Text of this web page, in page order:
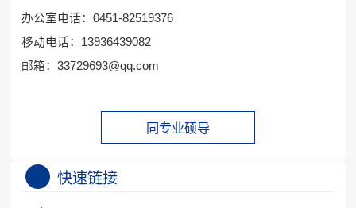
办公室电话： 0451-82519376
移动电话： 13936439082
邮箱： 33729693@qq.com
同专业硕导
快速链接